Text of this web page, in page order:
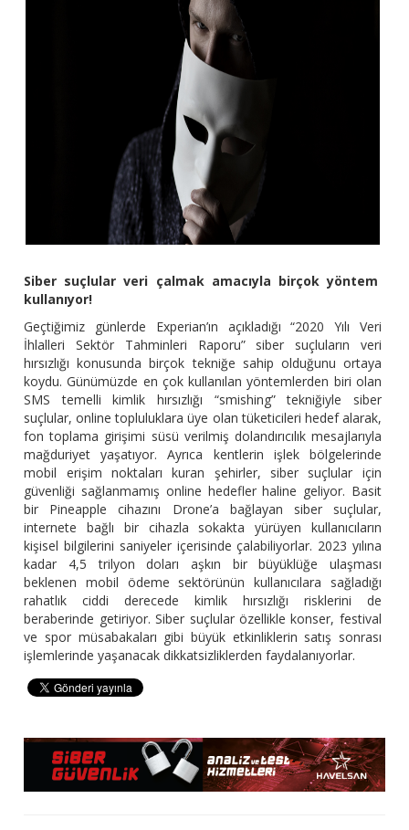
Siber suçlular veri çalmak amacıyla birçok yöntem
kullanıyor!
Geçtiğimiz günlerde Experian’ın açıkladığı “2020 Yılı Veri
İhlalleri Sektör Tahminleri Raporu” siber suçluların veri
hırsızlığı konusunda birçok tekniğe sahip olduğunu ortaya
koydu. Günümüzde en çok kullanılan yöntemlerden biri olan
SMS temelli kimlik hırsızlığı “smishing” tekniğiyle siber
suçlular, online topluluklara üye olan tüketicileri hedef alarak,
fon toplama girişimi süsü verilmiş dolandırıcılık mesajlarıyla
mağduriyet yaşatıyor. Ayrıca kentlerin işlek bölgelerinde
mobil erişim noktaları kuran şehirler, siber suçlular için
güvenliği sağlanmamış online hedefler haline geliyor. Basit
bir Pineapple cihazını Drone’a bağlayan siber suçlular,
internete bağlı bir cihazla sokakta yürüyen kullanıcıların
kişisel bilgilerini saniyeler içerisinde çalabiliyorlar. 2023 yılına
kadar 4,5 trilyon doları aşkın bir büyüklüğe ulaşması
beklenen mobil ödeme sektörünün kullanıcılara sağladığı
rahatlık ciddi derecede kimlik hırsızlığı risklerini de
beraberinde getiriyor. Siber suçlular özellikle konser, festival
ve spor müsabakaları gibi büyük etkinliklerin satış sonrası
işlemlerinde yaşanacak dikkatsizliklerden faydalanıyorlar.